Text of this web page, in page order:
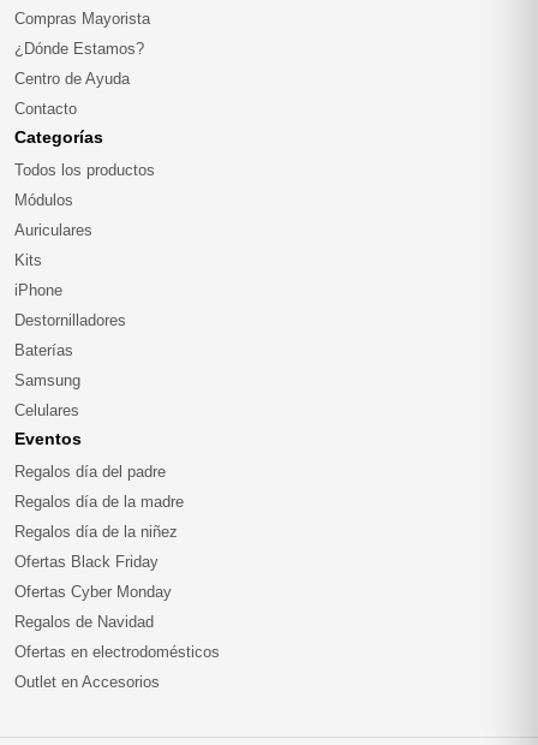
Compras Mayorista
¿Dónde Estamos?
Centro de Ayuda
Contacto
Categorías
Todos los productos
Módulos
Auriculares
Kits
iPhone
Destornilladores
Baterías
Samsung
Celulares
Eventos
Regalos día del padre
Regalos día de la madre
Regalos día de la niñez
Ofertas Black Friday
Ofertas Cyber Monday
Regalos de Navidad
Ofertas en electrodomésticos
Outlet en Accesorios